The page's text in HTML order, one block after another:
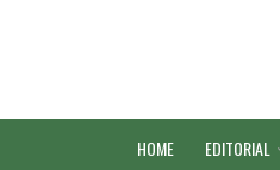
HOME EDITORIAL